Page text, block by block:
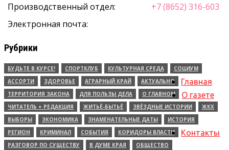
Производственный отдел:
+7 (8652) 316-603
Электронная почта:
Рубрики
БУДЬТЕ В КУРСЕ! СПОРТКЛУБ КУЛЬТУРНАЯ СРЕДА
СОЦИУМ
АССОРТИ
ЗДОРОВЬЕ АГРАРНЫЙ КРАЙ
АКТУАЛЬНО
ТЕРРИТОРИЯ ЗАКОНА
ДЛЯ ПОЛЬЗЫ ДЕЛА
О ГЛАВНОМ
ЧИТАТЕЛЬ + РЕДАКЦИЯ
ЖИТЬЁ-БЫТЬЁ ЗВЁЗДНЫЕ ИСТОРИИ
ЖКХ
ВЫБОРЫ
ЭКОНОМИКА ЗНАМЕНАТЕЛЬНЫЕ ДАТЫ
ИСТОРИЯ
РЕГИОН
КРИМИНАЛ СОБЫТИЯ
КОРИДОРЫ ВЛАСТИ
РАЗГОВОР ПО СУЩЕСТВУ
В ДУМЕ КРАЯ ОБЩЕСТВО
Главная
О газете
Контакты